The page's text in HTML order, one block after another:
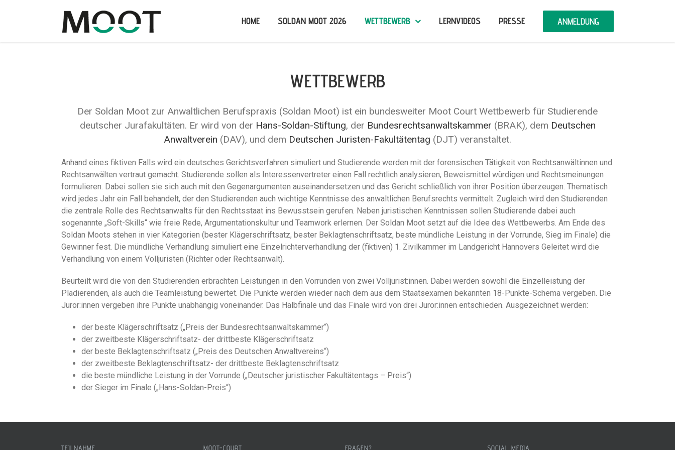
HOME SOLDAN MOOT 2026 WETTBEWERB LERNVIDEOS PRESSE ANMELDUNG
WETTBEWERB
Der Soldan Moot zur Anwaltlichen Berufspraxis (Soldan Moot) ist ein bundesweiter Moot Court Wettbewerb für Studierende
deutscher Jurafakultäten. Er wird von der Hans-Soldan-Stiftung, der Bundesrechtsanwaltskammer (BRAK), dem Deutschen
Anwaltverein (DAV), und dem Deutschen Juristen-Fakultätentag (DJT) veranstaltet.
Anhand eines fiktiven Falls wird ein deutsches Gerichtsverfahren simuliert und Studierende werden mit der forensischen Tätigkeit von Rechtsanwältinnen und
Rechtsanwälten vertraut gemacht. Studierende sollen als Interessenvertreter einen Fall rechtlich analysieren, Beweismittel würdigen und Rechtsmeinungen
formulieren. Dabei sollen sie sich auch mit den Gegenargumenten auseinandersetzen und das Gericht schließlich von ihrer Position überzeugen. Thematisch
wird jedes Jahr ein Fall behandelt, der den Studierenden auch wichtige Kenntnisse des anwaltlichen Berufsrechts vermittelt. Zugleich wird den Studierenden
die zentrale Rolle des Rechtsanwalts für den Rechtsstaat ins Bewusstsein gerufen. Neben juristischen Kenntnissen sollen Studierende dabei auch
sogenannte „Soft-Skills“ wie freie Rede, Argumentationskultur und Teamwork erlernen. Der Soldan Moot setzt auf die Idee des Wettbewerbs. Am Ende des
Soldan Moots stehen in vier Kategorien (bester Klägerschriftsatz, bester Beklagtenschriftsatz, beste mündliche Leistung in der Vorrunde, Sieg im Finale) die
Gewinner fest. Die mündliche Verhandlung simuliert eine Einzelrichterverhandlung der (fiktiven) 1. Zivilkammer im Landgericht Hannovers Geleitet wird die
Verhandlung von einem Volljuristen (Richter oder Rechtsanwalt).
Beurteilt wird die von den Studierenden erbrachten Leistungen in den Vorrunden von zwei Volljurist:innen. Dabei werden sowohl die Einzelleistung der
Plädierenden, als auch die Teamleistung bewertet. Die Punkte werden wieder nach dem aus dem Staatsexamen bekannten 18-Punkte-Schema vergeben. Die
Juror:innen vergeben ihre Punkte unabhängig voneinander. Das Halbfinale und das Finale wird von drei Juror:innen entschieden. Ausgezeichnet werden:
der beste Klägerschriftsatz („Preis der Bundesrechtsanwaltskammer“)
der zweitbeste Klägerschriftsatz- der drittbeste Klägerschriftsatz
der beste Beklagtenschriftsatz („Preis des Deutschen Anwaltvereins“)
der zweitbeste Beklagtenschriftsatz- der drittbeste Beklagtenschriftsatz
die beste mündliche Leistung in der Vorrunde („Deutscher juristischer Fakultätentags – Preis“)
der Sieger im Finale („Hans-Soldan-Preis“)
TEILNAHME MOOT-COURT FRAGEN? SOCIAL MEDIA